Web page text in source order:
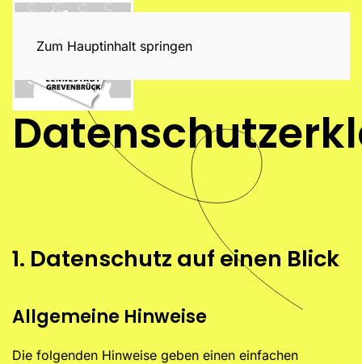
Zum Hauptinhalt springen
1. Datenschutz auf einen Blick
Allgemeine Hinweise
Die folgenden Hinweise geben einen einfachen